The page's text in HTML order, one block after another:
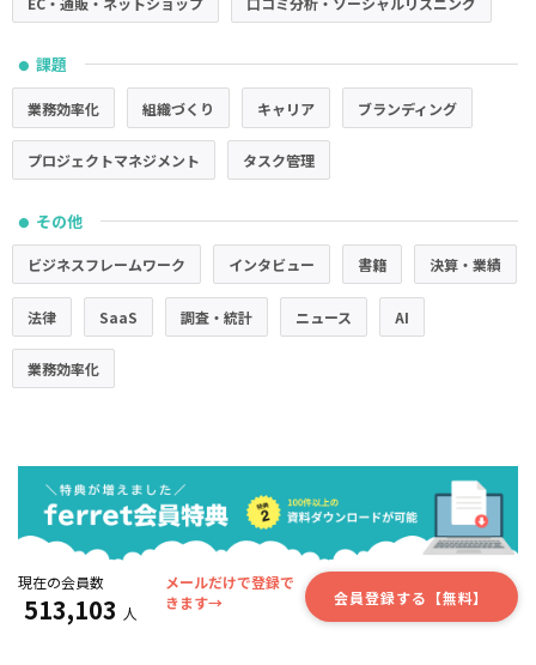
● 課題
業務効率化 組織づくり キャリア ブランディング
プロジェクトマネジメント タスク管理
● その他
ビジネスフレームワーク インタビュー 書籍 決算・業績
法律 SaaS 調査・統計 ニュース AI
業務効率化
現在の会員数
513,103 人
メールだけで登録で
きます→
会員登録する【無料】